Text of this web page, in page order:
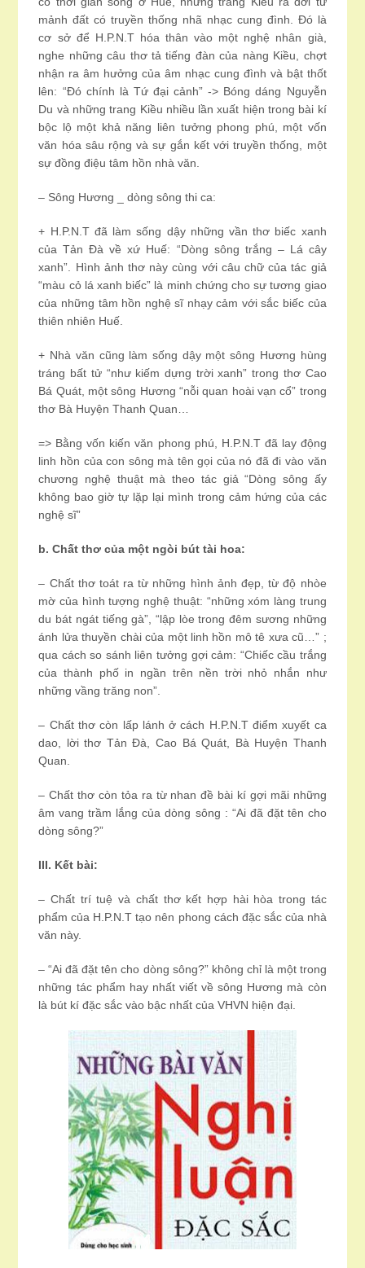
mảnh đất có truyền thống nhã nhạc cung đình. Đó là
cơ sở để H.P.N.T hóa thân vào một nghệ nhân già,
nghe những câu thơ tả tiếng đàn của nàng Kiều, chợt
nhận ra âm hưởng của âm nhạc cung đình và bật thốt
lên: “Đó chính là Tứ đại cảnh” -> Bóng dáng Nguyễn
Du và những trang Kiều nhiều lần xuất hiện trong bài kí
bộc lộ một khả năng liên tưởng phong phú, một vốn
văn hóa sâu rộng và sự gắn kết với truyền thống, một
sự đồng điệu tâm hồn nhà văn.
– Sông Hương _ dòng sông thi ca:
+ H.P.N.T đã làm sống dậy những vần thơ biếc xanh
của Tản Đà về xứ Huế: “Dòng sông trắng – Lá cây
xanh”. Hình ảnh thơ này cùng với câu chữ của tác giả
“màu cỏ lá xanh biếc” là minh chứng cho sự tương giao
của những tâm hồn nghệ sĩ nhạy cảm với sắc biếc của
thiên nhiên Huế.
+ Nhà văn cũng làm sống dậy một sông Hương hùng
tráng bất tử “như kiếm dựng trời xanh” trong thơ Cao
Bá Quát, một sông Hương “nỗi quan hoài vạn cổ” trong
thơ Bà Huyện Thanh Quan…
=> Bằng vốn kiến văn phong phú, H.P.N.T đã lay động
linh hồn của con sông mà tên gọi của nó đã đi vào văn
chương nghệ thuật mà theo tác giả “Dòng sông ấy
không bao giờ tự lặp lại mình trong cảm hứng của các
nghệ sĩ”
b. Chất thơ của một ngòi bút tài hoa:
– Chất thơ toát ra từ những hình ảnh đẹp, từ độ nhòe
mờ của hình tượng nghệ thuật: “những xóm làng trung
du bát ngát tiếng gà”, “lập lòe trong đêm sương những
ánh lửa thuyền chài của một linh hồn mô tê xưa cũ…” ;
qua cách so sánh liên tưởng gợi cảm: “Chiếc cầu trắng
của thành phố in ngần trên nền trời nhỏ nhắn như
những vầng trăng non”.
– Chất thơ còn lấp lánh ở cách H.P.N.T điểm xuyết ca
dao, lời thơ Tản Đà, Cao Bá Quát, Bà Huyện Thanh
Quan.
– Chất thơ còn tỏa ra từ nhan đề bài kí gợi mãi những
âm vang trầm lắng của dòng sông : “Ai đã đặt tên cho
dòng sông?”
III. Kết bài:
– Chất trí tuệ và chất thơ kết hợp hài hòa trong tác
phẩm của H.P.N.T tạo nên phong cách đặc sắc của nhà
văn này.
– “Ai đã đặt tên cho dòng sông?” không chỉ là một trong
những tác phẩm hay nhất viết về sông Hương mà còn
là bút kí đặc sắc vào bậc nhất của VHVN hiện đại.